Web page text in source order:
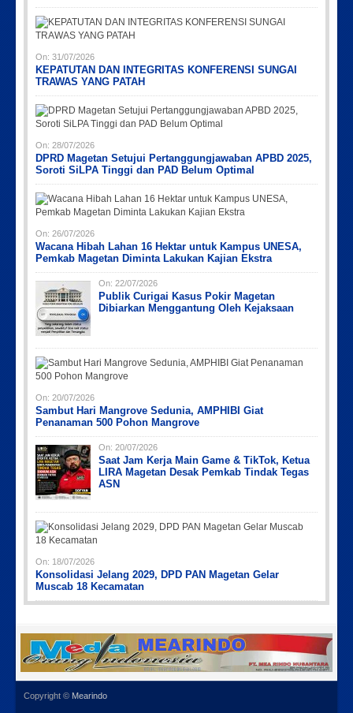
On: 31/07/2026
KEPATUTAN DAN INTEGRITAS KONFERENSI SUNGAI
TRAWAS YANG PATAH
On: 28/07/2026
DPRD Magetan Setujui Pertanggungjawaban APBD 2025,
Soroti SiLPA Tinggi dan PAD Belum Optimal
On: 26/07/2026
Wacana Hibah Lahan 16 Hektar untuk Kampus UNESA,
Pemkab Magetan Diminta Lakukan Kajian Ekstra
On: 22/07/2026
Publik Curigai Kasus Pokir Magetan
Dibiarkan Menggantung Oleh Kejaksaan
On: 20/07/2026
Sambut Hari Mangrove Sedunia, AMPHIBI Giat
Penanaman 500 Pohon Mangrove
On: 20/07/2026
Saat Jam Kerja Main Game & TikTok, Ketua
LIRA Magetan Desak Pemkab Tindak Tegas
ASN
On: 18/07/2026
Konsolidasi Jelang 2029, DPD PAN Magetan Gelar
Muscab 18 Kecamatan
Copyright © Mearindo